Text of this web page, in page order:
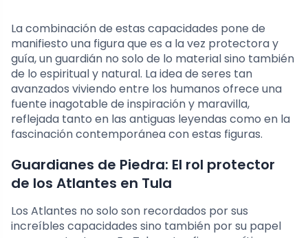
La combinación de estas capacidades pone de
manifiesto una figura que es a la vez protectora y
guía, un guardián no solo de lo material sino también
de lo espiritual y natural. La idea de seres tan
avanzados viviendo entre los humanos ofrece una
fuente inagotable de inspiración y maravilla,
reflejada tanto en las antiguas leyendas como en la
fascinación contemporánea con estas figuras.
Guardianes de Piedra: El rol protector
de los Atlantes en Tula
Los Atlantes no solo son recordados por sus
increíbles capacidades sino también por su papel